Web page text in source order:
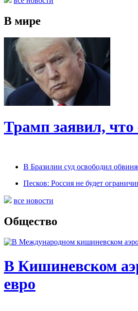
В мире
Трамп заявил,
В Бразилии суд освободил
Песков: Россия не будет
все новости
Общество
В Кишиневском
евро